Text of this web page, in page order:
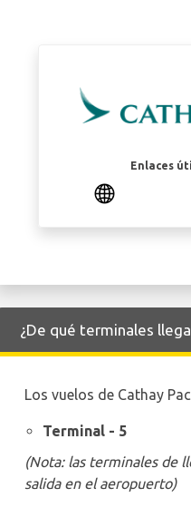
Enlaces
¿De qué terminales
Los vuelos de Cathay
Terminal - 5
(Nota: las terminales de
salida en el aeropuerto)